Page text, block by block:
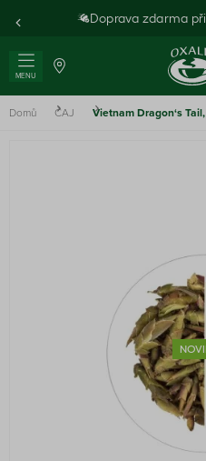
Doprava zdarma
MENU
Domů ČAJ Vietnam Dragon‘s